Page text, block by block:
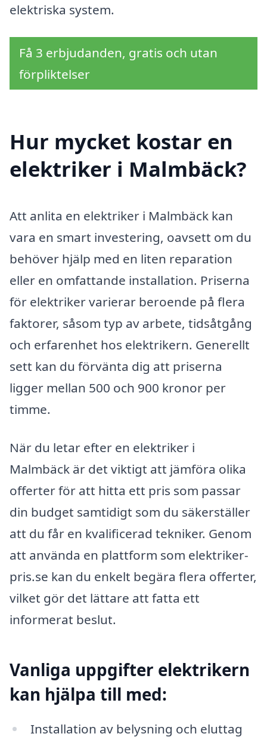
elektriska system.
Få 3 erbjudanden, gratis och utan
förpliktelser
Hur mycket kostar en
elektriker i Malmbäck?
Att anlita en elektriker i Malmbäck kan
vara en smart investering, oavsett om du
behöver hjälp med en liten reparation
eller en omfattande installation. Priserna
för elektriker varierar beroende på flera
faktorer, såsom typ av arbete, tidsåtgång
och erfarenhet hos elektrikern. Generellt
sett kan du förvänta dig att priserna
ligger mellan 500 och 900 kronor per
timme.
När du letar efter en elektriker i
Malmbäck är det viktigt att jämföra olika
offerter för att hitta ett pris som passar
din budget samtidigt som du säkerställer
att du får en kvalificerad tekniker. Genom
att använda en plattform som elektriker-
pris.se kan du enkelt begära flera offerter,
vilket gör det lättare att fatta ett
informerat beslut.
Vanliga uppgifter elektrikern
kan hjälpa till med:
Installation av belysning och eluttag